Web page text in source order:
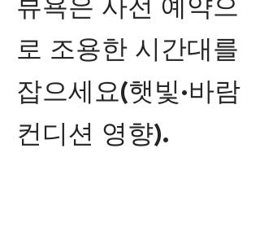
로 조용한 시간대를
잡으세요(햇빛·바람
컨디션 영향).